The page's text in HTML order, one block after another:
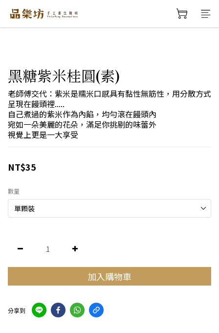
黑糖紫米桂圓(素)
老師傅交代：紫米是糯米口感具有黏性無筋性，用分散方式
呈現在饅頭裡.....
自己煮過的紫米作為內餡，均勻滾在饅頭內
宛如一朵美麗的花朵，滿足你挑剔的味蕾外
視覺上更是一大享受
NT$35
數量
加入購物車
分享到